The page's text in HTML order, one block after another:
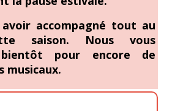
accompagné tout au
saison. Nous vous
bientôt pour encore de
musicaux.